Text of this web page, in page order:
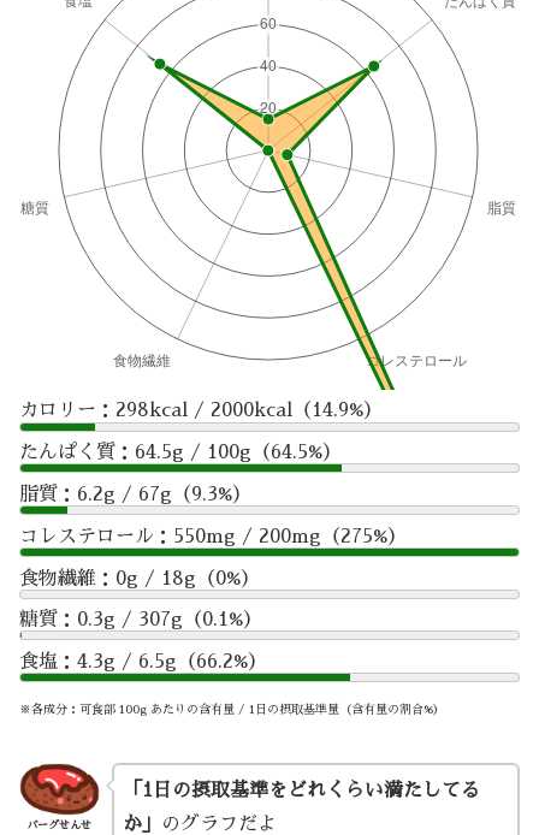
カロリー：298kcal / 2000kcal（14.9%）
たんぱく質：64.5g / 100g（64.5%）
脂質：6.2g / 67g（9.3%）
コレステロール：550mg / 200mg（275%）
食物繊維：0g / 18g（0%）
糖質：0.3g / 307g（0.1%）
食塩：4.3g / 6.5g（66.2%）
※各成分：可食部 100g あたりの含有量 / 1日の摂取基準量（含有量の割合%）
バーグせんせ
「1日の摂取基準をどれくらい満たしてる
か」
のグラフだよ